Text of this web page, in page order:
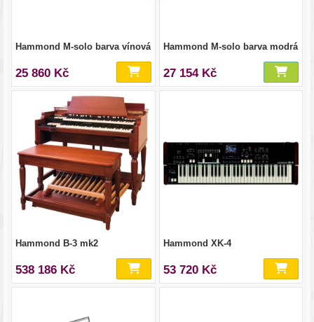
Hammond M-solo barva vínová
25 860 Kč
Hammond M-solo barva modrá
27 154 Kč
Hammond B-3 mk2
538 186 Kč
Hammond XK-4
53 720 Kč